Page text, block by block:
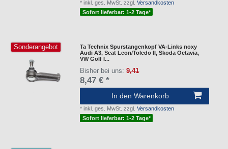
*inkl. ges. MwSt. zzgl.Versandkosten
Sofort lieferbar: 1-2 Tage*
Sonderangebot
Ta Technix Spurstangenkopf VA-Links noxy
Audi A3, Seat Leon/Toledo II, Skoda Octavia,
VW Golf I...
Bisher bei uns:9,41
8,47 € *
In den Warenkorb
*inkl. ges. MwSt. zzgl.Versandkosten
Sofort lieferbar: 1-2 Tage*